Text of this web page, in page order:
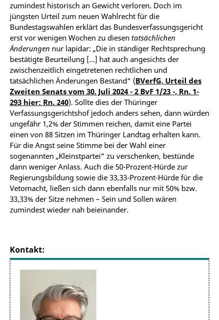
zumindest historisch an Gewicht verloren. Doch im
jüngsten Urteil zum neuen Wahlrecht für die
Bundestagswahlen erklärt das Bundesverfassungsgericht
erst vor wenigen Wochen zu diesen tatsächlichen
Änderungen nur lapidar: „Die in ständiger Rechtsprechung
bestätigte Beurteilung […] hat auch angesichts der
zwischenzeitlich eingetretenen rechtlichen und
tatsächlichen Änderungen Bestand“ (BVerfG, Urteil des
Zweiten Senats vom 30. Juli 2024 - 2 BvF 1/23 -, Rn. 1-
293 hier: Rn. 240). Sollte dies der Thüringer
Verfassungsgerichtshof jedoch anders sehen, dann würden
ungefähr 1,2% der Stimmen reichen, damit eine Partei
einen von 88 Sitzen im Thüringer Landtag erhalten kann.
Für die Angst seine Stimme bei der Wahl einer
sogenannten „Kleinstpartei“ zu verschenken, bestünde
dann weniger Anlass. Auch die 50-Prozent-Hürde zur
Regierungsbildung sowie die 33,33-Prozent-Hürde für die
Vetomacht, ließen sich dann ebenfalls nur mit 50% bzw.
33,33% der Sitze nehmen – Sein und Sollen wären
zumindest wieder nah beieinander.
Kontakt: